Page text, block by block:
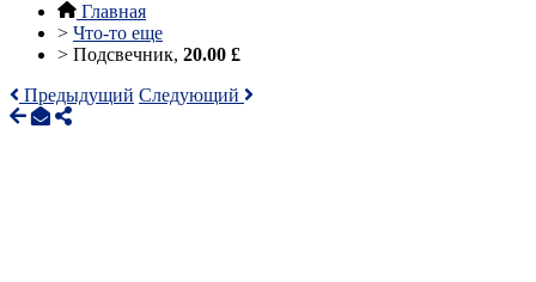
Главная
> Что-то еще
> Подсвечник, 20.00 £
Предыдущий Следующий